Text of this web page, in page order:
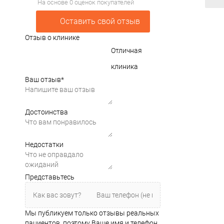
На основе 0 оценок покупателей
Оставить свой отзыв
Отзыв о клинике
Отличная
клиника
Ваш отзыв*
Достоинства
Недостатки
Представьтесь
Мы публикуем только отзывы реальных